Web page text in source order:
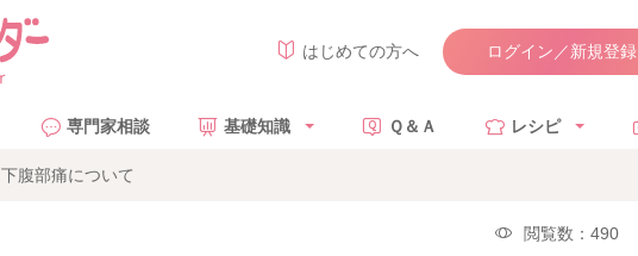
はじめての方へ ログイン／新規登録
専門家相談 基礎知識 Ｑ＆Ａ レシピ
下腹部痛について
閲覧数：490